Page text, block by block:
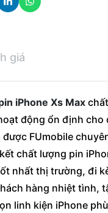
giá
iPhone Xs Max
động ổn định cho
FUmobile
chất lượng pin
nhất thị trường, đi
hàng nhiệt tình,
linh kiện iPhone